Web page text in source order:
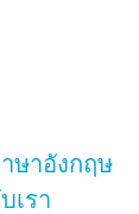
ษาอังกฤษ
เรา